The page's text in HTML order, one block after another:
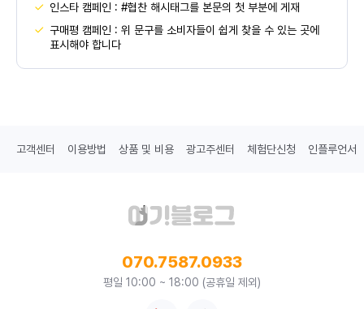
인스타 캠페인 : #협찬 해시태그를 본문의 첫 부분에 게재
구매평 캠페인 : 위 문구를 소비자들이 쉽게 찾을 수 있는 곳에
표시해야 합니다
고객센터 이용방법 상품 및 비용 광고주센터 체험단신청 인플루언서
070.7587.0933
평일 10:00 ~ 18:00 (공휴일 제외)